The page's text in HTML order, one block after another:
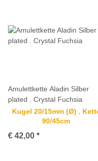
Amulettkette Aladin Silber
plated . Crystal Fuchsia
Kugel 20/15mm (Ø) .
90/45cm
€ 42,00 *